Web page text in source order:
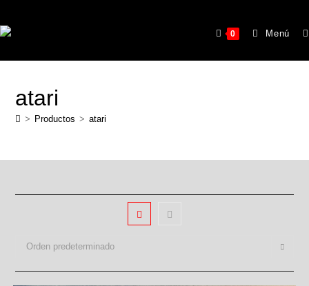
0 Menú
atari
> Productos > atari
Orden predeterminado